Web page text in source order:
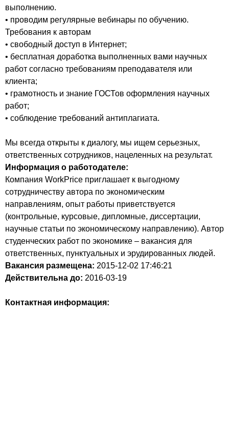
выполнению.
• проводим регулярные вебинары по обучению.
Требования к авторам
• свободный доступ в Интернет;
• бесплатная доработка выполненных вами научных
работ согласно требованиям преподавателя или
клиента;
• грамотность и знание ГОСТов оформления научных
работ;
• соблюдение требований антиплагиата.
Мы всегда открыты к диалогу, мы ищем серьезных,
ответственных сотрудников, нацеленных на результат.
Информация о работодателе:
Компания WorkPrice приглашает к выгодному
сотрудничеству автора по экономическим
направлениям, опыт работы приветствуется
(контрольные, курсовые, дипломные, диссертации,
научные статьи по экономическому направлению). Автор
студенческих работ по экономике – вакансия для
ответственных, пунктуальных и эрудированных людей.
Вакансия размещена: 2015-12-02 17:46:21
Действительна до: 2016-03-19
Контактная информация: